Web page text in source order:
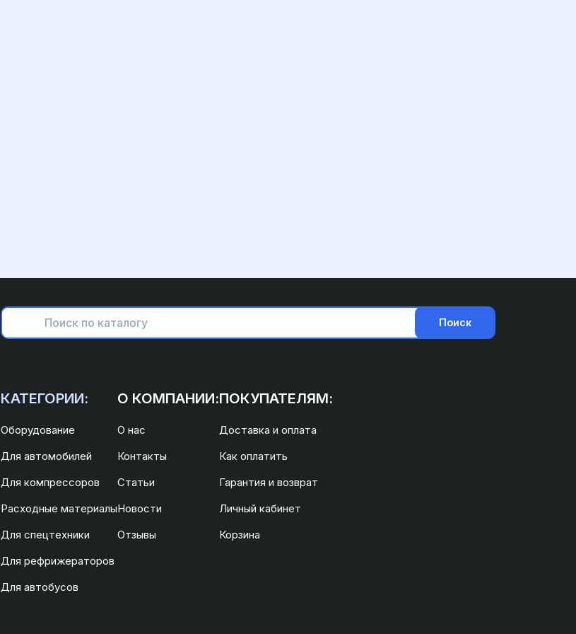
Поиск
КАТЕГОРИИ:
Оборудование
Для автомобилей
Для компрессоров
Расходные материалы
Для спецтехники
Для рефрижераторов
Для автобусов
О КОМПАНИИ:
О нас
Контакты
Статьи
Новости
Отзывы
ПОКУПАТЕЛЯМ:
Доставка и оплата
Как оплатить
Гарантия и возврат
Личный кабинет
Корзина